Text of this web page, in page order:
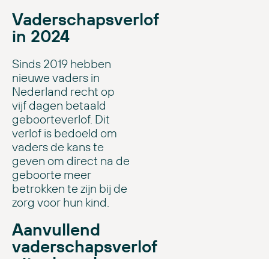
Vaderschapsverlof
in 2024
Sinds 2019 hebben
nieuwe vaders in
Nederland recht op
vijf dagen betaald
geboorteverlof. Dit
verlof is bedoeld om
vaders de kans te
geven om direct na de
geboorte meer
betrokken te zijn bij de
zorg voor hun kind.
Aanvullend
vaderschapsverlof